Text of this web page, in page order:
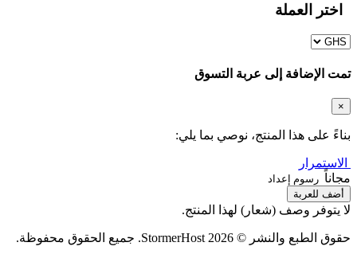
اختر العملة
تمت الإضافة إلى عربة التسوق
×
بناءً على هذا المنتج، نوصي بما يلي:
الاستمرار
مجاناً رسوم إعداد
أضف للعربة
لا يتوفر وصف (شعار) لهذا المنتج.
حقوق الطبع والنشر © 2026 StormerHost. جميع الحقوق محفوظة.